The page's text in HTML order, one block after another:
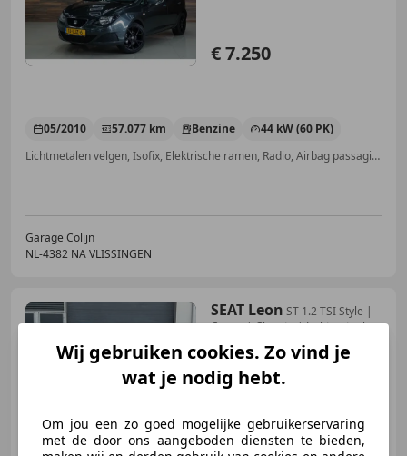
€ 7.250
05/2010 57.077 km Benzine
44 kW (60 PK)
Lichtmetalen velgen, Isofix, Elektrische ramen, Radio, Airbag passagier, Alarm, Centrale vergrendeling
Garage Colijn
NL-4382 NA VLISSINGEN
SEAT Leon ST 1.2 TSI Style |
Cruise | Climate | Lichtmetaal
€ 7.885
Wij gebruiken cookies. Zo vind je
wat je nodig hebt.
Om jou een zo goed mogelijke gebruikerservaring
met de door ons aangeboden diensten te bieden,